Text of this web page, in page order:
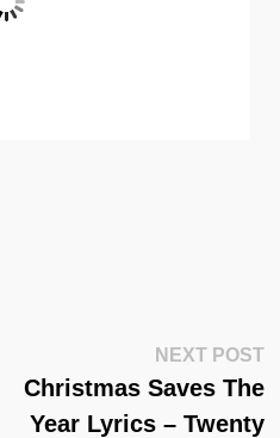
NEXT POST
Christmas Saves The
Year Lyrics – Twenty